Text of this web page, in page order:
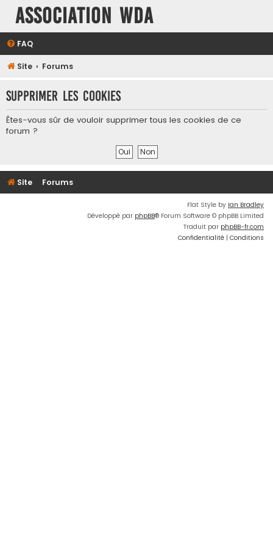
Association WDA
FAQ
Site Forums
Supprimer les cookies
Êtes-vous sûr de vouloir supprimer tous les cookies de ce
forum ?
Site Forums
Flat Style by Ian Bradley
Développé par phpBB® Forum Software © phpBB Limited
Traduit par phpBB-fr.com
Confidentialité | Conditions